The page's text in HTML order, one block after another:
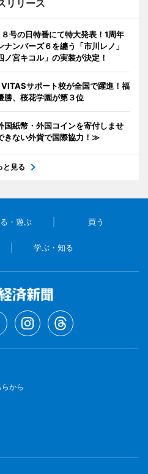
リリース
号の日特番にて特大発表！1周年
ンバーズ６を纏う「市川レノ」
宮キコル」の実装が決定！
サポート校が全国で躍進！福
勝、桜花学園が第３位
国紙幣・外国コインを寄付しませ
きない外貨で国際協力！≫
と見る
・遊ぶ 買う
学ぶ・知る
から